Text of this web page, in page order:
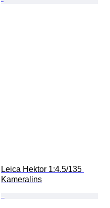
Leica Hektor 1:4.5/135
Kameralins